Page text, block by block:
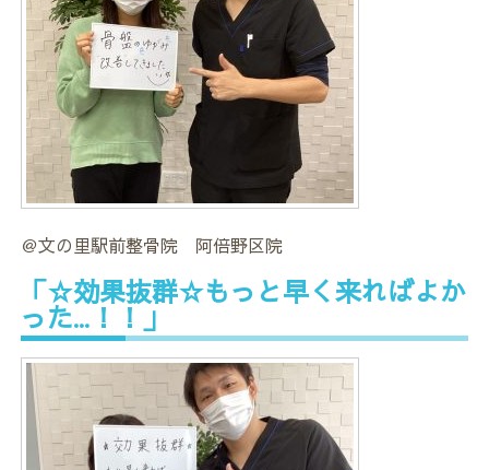
＠文の里駅前整骨院 阿倍野区院
「☆効果抜群☆もっと早く来ればよか
った…！！」